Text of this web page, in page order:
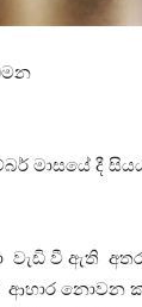
මාසයේ දී
වැඩි වී ඇති
ආහාර නොවන